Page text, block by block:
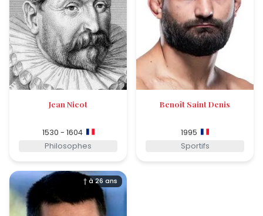
Jean Nicot
1530 - 1604
Philosophes
Benoît Saint Denis
1995
Sportifs
† à 26 ans